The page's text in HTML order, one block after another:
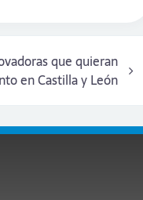
que quieran
en Castilla y León